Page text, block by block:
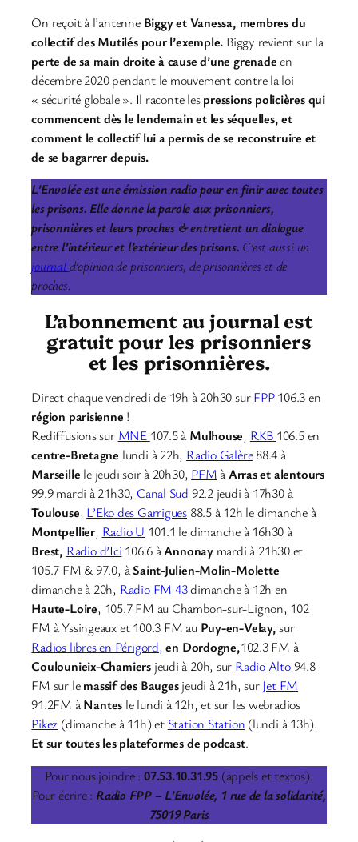
On reçoit à l’antenne Biggy et Vanessa, membres du
collectif des Mutilés pour l’exemple. Biggy revient sur la
perte de sa main droite à cause d’une grenadeen
décembre 2020 pendant le mouvement contre la loi
« sécurité globale ». Il raconte lespressions policières qui
commencent dès le lendemain et les séquelles, et
comment le collectif lui a permis de se reconstruire et
de se bagarrer depuis.
L’Envolée est une émission radio pour en finir avec toutes
les prisons. Elle donne la parole aux prisonniers,
prisonnières et leurs proches & entretient un dialogue
entre l’intérieur et l’extérieur des prisons. C’est aussi un
journald’opinion de prisonniers, de prisonnières et de
proches.
L’abonnement au journal est
gratuit pour les prisonniers
et les prisonnières.
Direct chaque vendredi de 19h à 20h30 surFPP106.3 en
région parisienne !
Rediffusions sur MNE 107.5 à Mulhouse, RKB 106.5 en
centre-Bretagne lundi à 22h, Radio Galère88.4 à
Marseille le jeudi soir à 20h30, PFMàArras et alentours
99.9 mardi à 21h30, Canal Sud 92.2 jeudi à 17h30 à
Toulouse, L’Eko des Garrigues 88.5 à 12h le dimanche à
Montpellier, Radio U 101.1 le dimanche à 16h30 à
Brest, Radio d’Ici 106.6 àAnnonay mardi à 21h30 et
105.7 FM & 97.0, àSaint-Julien-Molin-Molette
dimanche à 20h, Radio FM 43dimanche à 12h en
Haute-Loire, 105.7 FM au Chambon-sur-Lignon, 102
FM à Yssingeaux et 100.3 FM au Puy-en-Velay,sur
Radios libres en Périgord, en Dordogne,102.3 FM à
Coulounieix-Chamiers jeudi à 20h, sur Radio Alto94.8
FM sur lemassif des Baugesjeudi à 21h, sur Jet FM
91.2FM àNantes le lundi à 12h, et sur les webradios
Pikez (dimanche à 11h) et Station Station (lundi à 13h).
Et sur toutes les plateformes de podcast.
Pour nous joindre : 07.53.10.31.95 (appels et textos).
Pour écrire : Radio FPP – L’Envolée, 1 rue de la solidarité,
75019 Paris